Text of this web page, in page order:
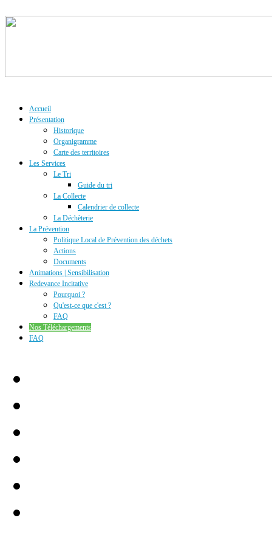
Accueil
Présentation
Historique
Organigramme
Carte des territoires
Les Services
Le Tri
Guide du tri
La Collecte
Calendrier de collecte
La Déchèterie
La Prévention
Politique Local de Prévention des déchets
Actions
Documents
Animations | Sensibilisation
Redevance Incitative
Pourquoi ?
Qu'est-ce que c'est ?
FAQ
Nos Téléchargements
FAQ